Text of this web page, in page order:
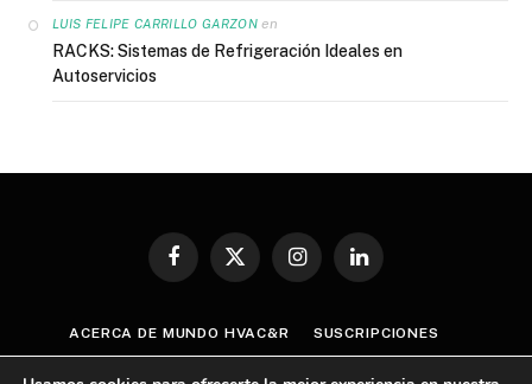
LUIS FELIPE CARRILLO GARZONen
RACKS: Sistemas de Refrigeración Ideales en
Autoservicios
Facebook
X
InstagramLinkedIn
ACERCA DE MUNDO HVAC&R SUSCRIPCIONES